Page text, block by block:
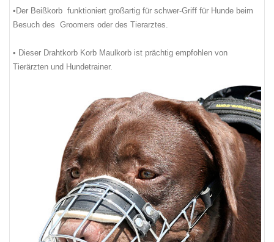
•Der Beißkorb funktioniert großartig für schwer-Griff für Hunde beim
Besuch des Groomers oder des Tierarztes
• Dieser Drahtkorb Korb Maulkorb ist prächtig empfohlen von
Tierärzten und Hundetrainer.